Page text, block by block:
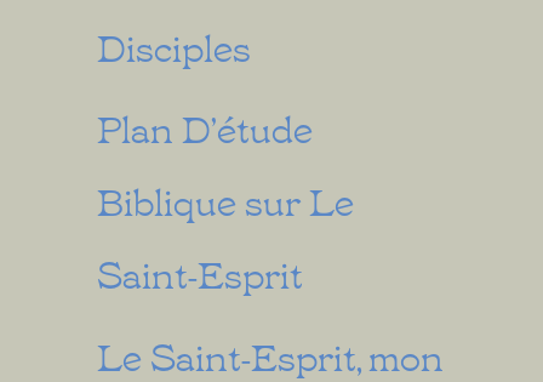
Disciples
Plan D’étude
Biblique sur Le
Saint-Esprit
Le Saint-Esprit, mon